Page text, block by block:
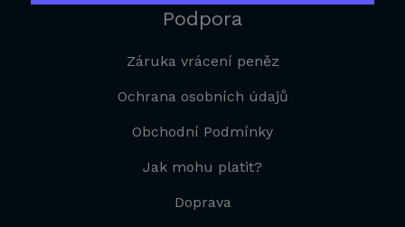
Podpora
Záruka vrácení peněz
Ochrana osobních údajů
Obchodní Podmínky
Jak mohu platit?
Doprava